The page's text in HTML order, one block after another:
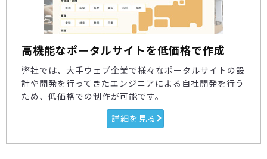
高機能なポータルサイトを低価格で作成
弊社では、大手ウェブ企業で様々なポータルサイトの設
計や開発を行ってきたエンジニアによる自社開発を行う
ため、低価格での制作が可能です。
詳細を見る